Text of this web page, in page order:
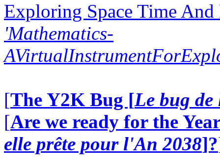
Exploring Space Time
'Mathematics-
[The Y2K Bug [Le bug
[Are we ready for the
elle prête pour l'An 2038]?